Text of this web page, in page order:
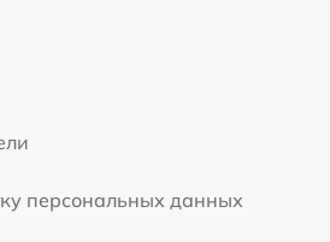
персональных данных